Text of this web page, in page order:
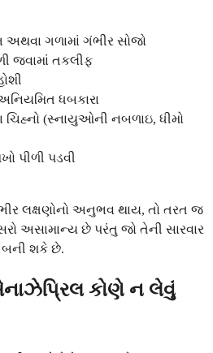
અથવા ગળામાં ગંભીર સોજો
જવામાં તકલીફ
ધબકારા
ચિહ્નો (સ્નાયુઓની નબળાઇ, ધીમો
પીળી પડવી
લક્ષણોનો અનુભવ થાય, તો તરત જ
અસામાન્ય છે પરંતુ જો તેની સારવાર
બની શકે છે.
કોણે ન લેવું